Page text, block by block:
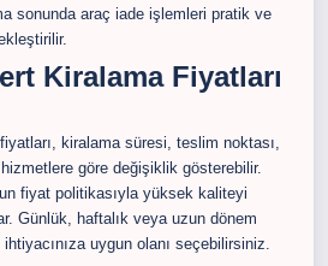
sonunda araç iade işlemleri pratik ve
Kiralama Fiyatları
kiralama süresi, teslim noktası,
göre değişiklik gösterebilir.
fiyat politikasıyla yüksek kaliteyi
Günlük, haftalık veya uzun dönem
uygun olanı seçebilirsiniz.